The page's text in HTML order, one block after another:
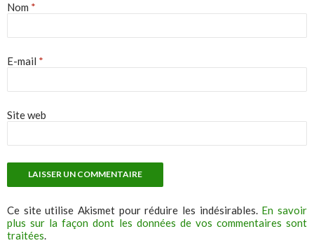
Nom *
E-mail *
Site web
Ce site utilise Akismet pour réduire les indésirables. En savoir
plus sur la façon dont les données de vos commentaires sont
traitées.